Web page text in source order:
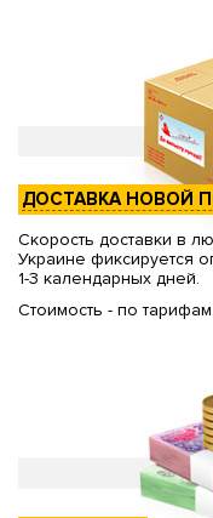
ДОСТАВКА НОВОЙ
Скорость доставки в
Украине фиксируется
1-3 календарных дней.
Стоимость - по